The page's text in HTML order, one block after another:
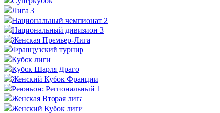
Лига 3
Национальный чемпионат 2
Национальный дивизион 3
Женская Премьер-Лига
Французский турнир
Кубок лиги
Кубок Шарля Драго
Женский Кубок Франции
Реюньон: Региональный 1
Женская Вторая лига
Женский Кубок лиги